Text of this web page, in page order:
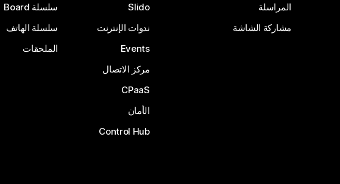
المراسلة
مشاركة الشاشة
Slido
ندوات الإنترنت
Events
مركز الاتصال
CPaaS
الأمان
Control Hub
سلسلة Board
سلسلة الهاتف
الملحقات